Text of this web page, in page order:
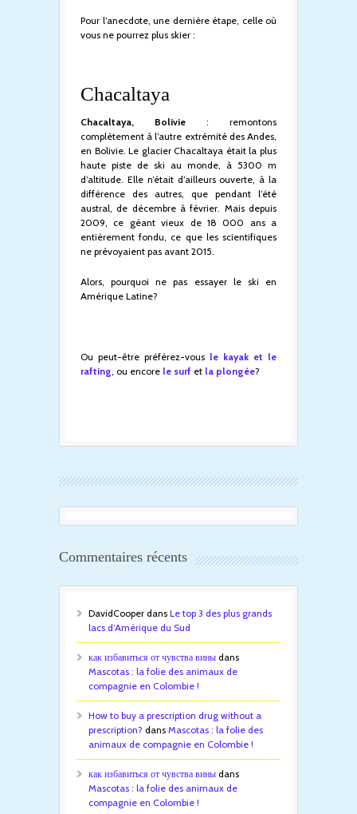
Pour l’anecdote, une dernière étape, celle où
vous ne pourrez plus skier :
Chacaltaya
Chacaltaya, Bolivie : remontons
complètement à l’autre extrémité des Andes,
en Bolivie. Le glacier Chacaltaya était la plus
haute piste de ski au monde, à 5300 m
d’altitude. Elle n’était d’ailleurs ouverte, à la
différence des autres, que pendant l’été
austral, de décembre à février. Mais depuis
2009, ce géant vieux de 18 000 ans a
entièrement fondu, ce que les scientifiques
ne prévoyaient pas avant 2015.
Alors, pourquoi ne pas essayer le ski en
Amérique Latine?
Ou peut-être préférez-vous le kayak et le
rafting , ou encore le surf et la plongée?
Commentaires récents
DavidCooper dans Le top 3 des plus grands
lacs d’Amérique du Sud
как избавиться от чувства вины dans
Mascotas : la folie des animaux de
compagnie en Colombie !
How to buy a prescription drug without a
prescription? dans Mascotas : la folie des
animaux de compagnie en Colombie !
как избавиться от чувства вины dans
Mascotas : la folie des animaux de
compagnie en Colombie !